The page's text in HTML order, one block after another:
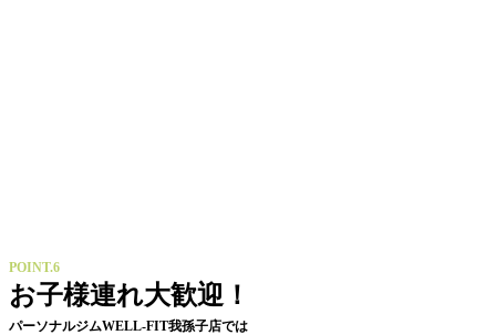
POINT.6
お子様連れ大歓迎！
パーソナルジムWELL-FIT我孫子店では